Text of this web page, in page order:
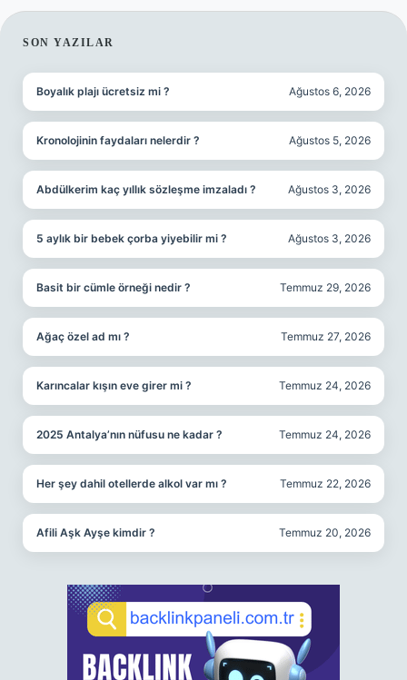
SIDEBAR
SON YAZILAR
Boyalık plajı ücretsiz mi ? Ağustos 6, 2026
Kronolojinin faydaları nelerdir ? Ağustos 5, 2026
Abdülkerim kaç yıllık sözleşme imzaladı ? Ağustos 3, 2026
5 aylık bir bebek çorba yiyebilir mi ? Ağustos 3, 2026
Basit bir cümle örneği nedir ? Temmuz 29, 2026
Ağaç özel ad mı ? Temmuz 27, 2026
Karıncalar kışın eve girer mi ? Temmuz 24, 2026
2025 Antalya’nın nüfusu ne kadar ? Temmuz 24, 2026
Her şey dahil otellerde alkol var mı ? Temmuz 22, 2026
Afili Aşk Ayşe kimdir ? Temmuz 20, 2026